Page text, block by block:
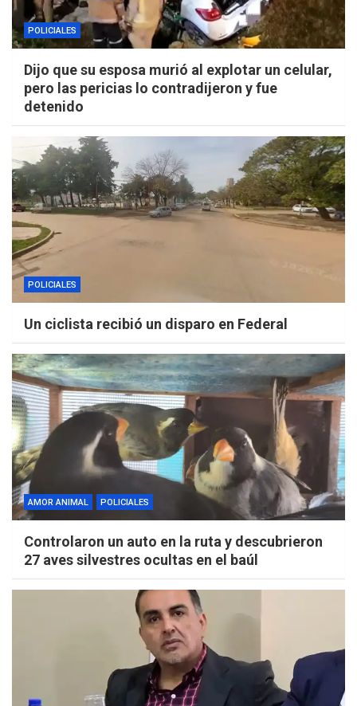
POLICIALES
Dijo que su esposa murió al explotar un celular,
pero las pericias lo contradijeron y fue
detenido
POLICIALES
Un ciclista recibió un disparo en Federal
AMOR ANIMAL POLICIALES
Controlaron un auto en la ruta y descubrieron
27 aves silvestres ocultas en el baúl